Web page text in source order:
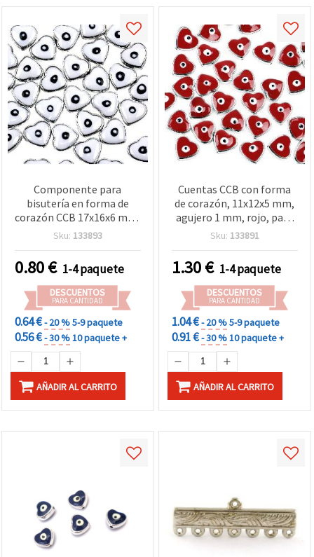
Componente para
bisutería en forma de
corazón CCB 17x16x6 mm,
agujero 1 mm, blanco - 5
Sku: 133893
0.80€ 1-4 paquete
DESCUENTOS
PARA CANTIDAD
0.64 €- 20 %5-9 paquete
0.56 €- 30 %10 paquete +
AÑADIR AL CARRITO
Cuentas CCB con forma
de corazón, 11x12x5 mm,
agujero 1 mm, rojo, pack
de 5 unidades
Sku: 133891
1.30€ 1-4 paquete
DESCUENTOS
PARA CANTIDAD
1.04 €- 20 %5-9 paquete
0.91 €- 30 %10 paquete +
AÑADIR AL CARRITO